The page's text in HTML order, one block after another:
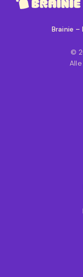
Brainie –
©